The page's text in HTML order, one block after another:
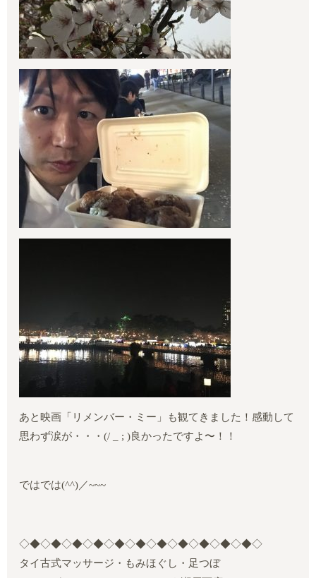
あと映画「リメンバー・ミー」も観てきました！感動して
思わず涙が・・・(/ _ ; )良かったですよ〜！！
ではでは(^^)／~~~
◇◆◇◆◇◆◇◆◇◆◇◆◇◆◇◆◇◆◇◆◇◆◇
タイ古式マッサージ・もみほぐし・足つぼ